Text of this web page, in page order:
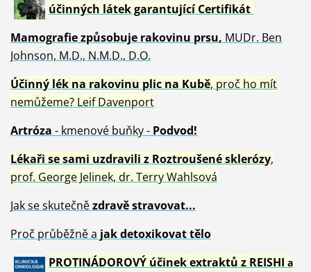
účinných látek garantující Certifikát
Mamografie způsobuje rakovinu prsu, MUDr. Ben
Johnson, M.D., N.M.D., D.O.
Účinný lék na rakovinu plic na Kubě, proč ho mít
nemůžeme? Leif Davenport
Artróza - kmenové buňky - Podvod!
Lékaři se sami uzdravili z Roztroušené sklerózy,
prof. George Jelinek, dr. Terry Wahlsová
Jak se skutečnězdravěstravovat...
Proč průběžně a jak detoxikovat tělo
PROTINÁDOROVÝ účinek extraktů z REISHI a